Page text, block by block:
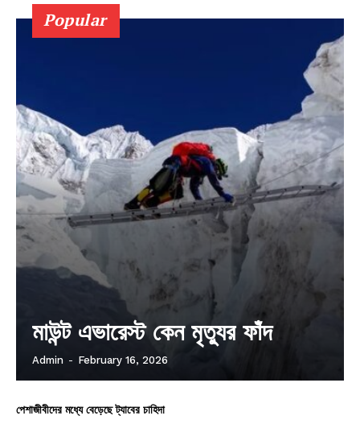
Popular
মাউন্ট এভারেস্ট কেন মৃত্যুর ফাঁদ
Admin - February 16, 2026
পেশাজীবীদের মধ্যে বেড়েছে ট্যাবের চাহিদা